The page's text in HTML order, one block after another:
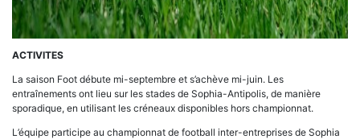
ACTIVITES
La saison Foot débute mi-septembre et s’achève mi-juin. Les
entraînements ont lieu sur les stades de Sophia-Antipolis, de manière
sporadique, en utilisant les créneaux disponibles hors championnat.
L’équipe participe au championnat de football inter-entreprises de Sophia